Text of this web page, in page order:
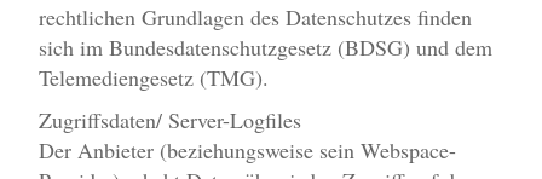
rechtlichen Grundlagen des Datenschutzes finden
sich im Bundesdatenschutzgesetz (BDSG) und dem
Telemediengesetz (TMG).
Zugriffsdaten/ Server-Logfiles
Der Anbieter (beziehungsweise sein Webspace-